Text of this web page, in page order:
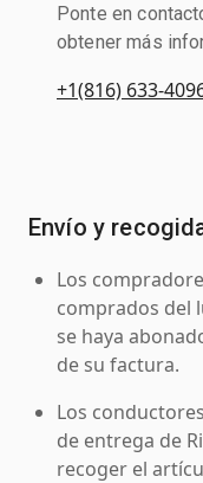
Ponte en
obtener más
+1(816) 633-
Envío y
Los
comprados del
se haya
de su factura.
Los
de entrega de
recoger el